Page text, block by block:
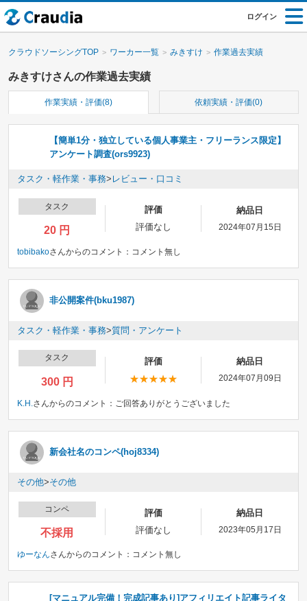
ログイン
クラウドソーシングTOP ワーカー一覧 みきすけ 作業過去実績
みきすけさんの作業過去実績
作業実績・評価(8) 依頼実績・評価(0)
【簡単1分・独立している個人事業主・フリーランス限定】
アンケート調査(ors9923)
タスク・軽作業・事務> レビュー・口コミ
タスク
20 円
評価
評価なし
納品日
2024年07月15日
tobibakoさんからのコメント： コメント無し
非公開案件(bku1987)
タスク・軽作業・事務>質問・アンケート
タスク
300 円
評価 納品日
2024年07月09日
K.H. さんからのコメント： ご回答ありがとうございました
新会社名のコンペ(hoj8334)
その他>その他
コンペ
不採用
評価
評価なし
納品日
2023年05月17日
ゆーなんさんからのコメント： コメント無し
[マニュアル完備！完成記事あり]アフィリエイト記事ライタ